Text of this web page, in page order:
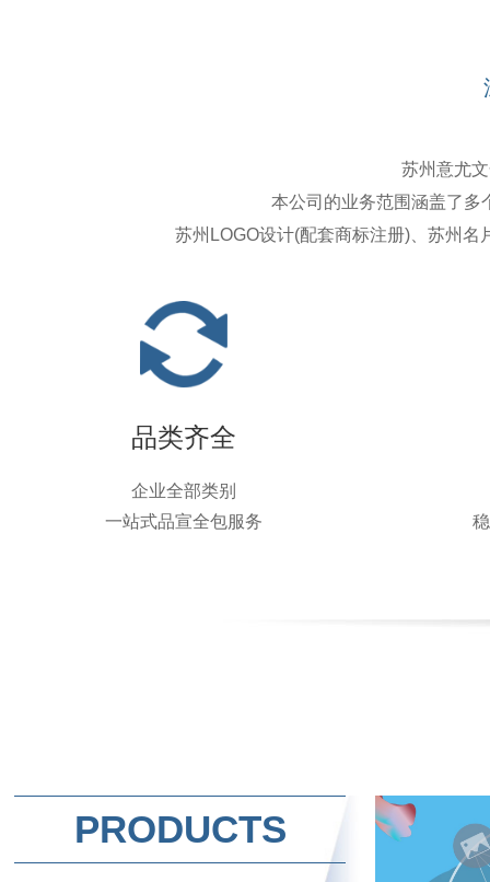
苏州意尤文
本公司的业务范围涵盖了多
苏州LOGO设计(配套商标注册)、苏州
品类齐全
企业全部类别
一站式品宣全包服务
PRODUCTS